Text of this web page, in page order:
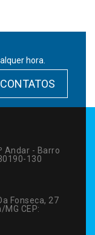
hora.
Andar - Barro
130
Fonseca, 27
CEP: